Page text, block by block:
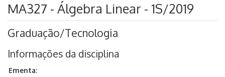
MA327 - Álgebra Linear - 1S/2019
Graduação/Tecnologia
Informações da disciplina
Ementa: